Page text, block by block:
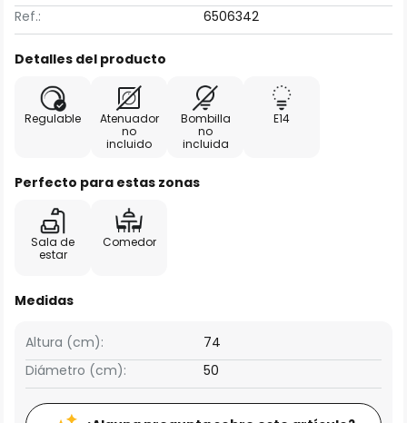
Ref.:
6506342
Detalles del producto
Regulable
Atenuador
no
incluido
Bombilla
no
incluida
E14
Perfecto para estas zonas
Sala de
estar
Comedor
Medidas
Altura (cm):
74
Diámetro (cm):
50